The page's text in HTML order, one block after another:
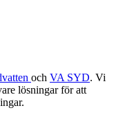
och VA SYD. Vi
lösningar för att